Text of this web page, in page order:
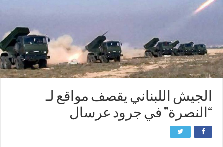
الجيش اللبناني يقصف مواقع لـ
“النصرة” في جرود عرسال